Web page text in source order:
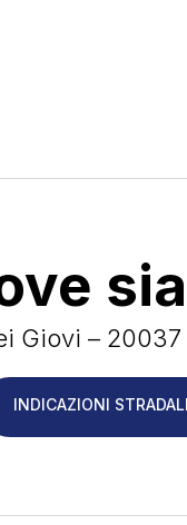
Giovi –
INDICAZIONI STRADALI